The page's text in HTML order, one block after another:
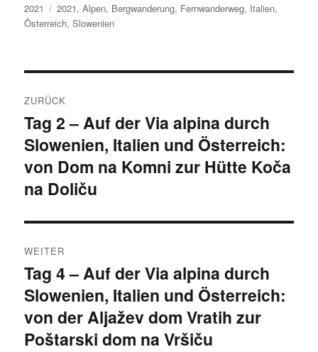
Kategorien
2021 Schlagwörter
2021,Alpen, Bergwanderung, Fernwanderweg, Italien,
Österreich,Slowenien
ZURÜCK
Vorheriger
Beitrag:
Tag 2 – Auf der Via alpina durch
Slowenien, Italien und Österreich:
von Dom na Komni zur Hütte Koča
na Doliču
WEITER
Nächster
Beitrag:
Tag 4 – Auf der Via alpina durch
Slowenien, Italien und Österreich:
von der Aljažev dom Vratih zur
Poštarski dom na Vršiču